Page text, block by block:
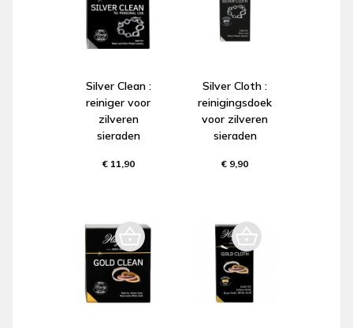
Silver Clean :
reiniger voor
zilveren
sieraden
€ 11,90
Silver Cloth :
reinigingsdoek
voor zilveren
sieraden
€ 9,90